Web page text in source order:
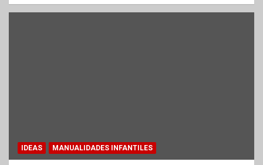
IDEAS MANUALIDADES INFANTILES